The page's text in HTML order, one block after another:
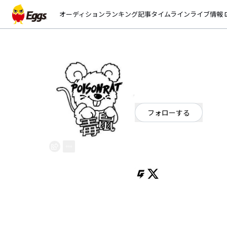
オーディションランキング記事タイムラインライブ情報
フォローする